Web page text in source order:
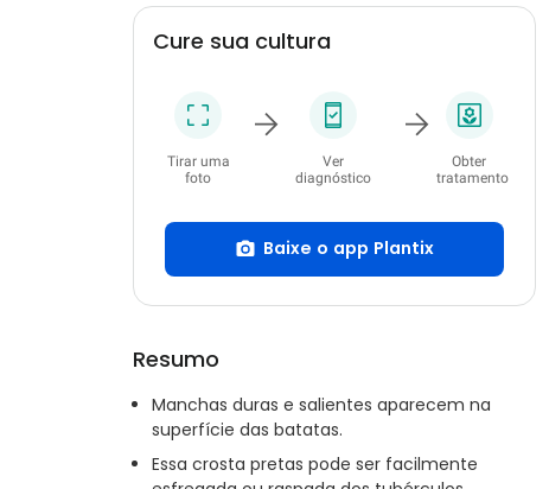
Cure sua cultura
Tirar uma
foto
Ver
diagnóstico
Obter
tratamento
Baixe o app Plantix
Resumo
Manchas duras e salientes aparecem na
superfície das batatas.
Essa crosta pretas pode ser facilmente